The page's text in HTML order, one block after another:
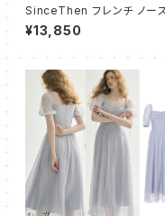
SinceThen フレンチ ノー
¥13,850